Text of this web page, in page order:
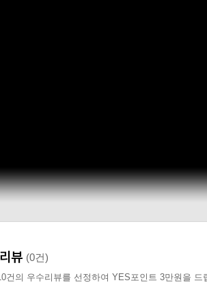
뷰 (0건)
건의 우수리뷰를 선정하여 YES포인트 3만원을 드